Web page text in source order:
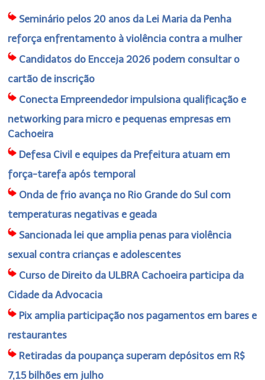
Seminário pelos 20 anos da Lei Maria da Penha
reforça enfrentamento à violência contra a mulher
Candidatos do Encceja 2026 podem consultar o
cartão de inscrição
Conecta Empreendedor impulsiona qualificação e
networking para micro e pequenas empresas em
Cachoeira
Defesa Civil e equipes da Prefeitura atuam em
força-tarefa após temporal
Onda de frio avança no Rio Grande do Sul com
temperaturas negativas e geada
Sancionada lei que amplia penas para violência
sexual contra crianças e adolescentes
Curso de Direito da ULBRA Cachoeira participa da
Cidade da Advocacia
Pix amplia participação nos pagamentos em bares e
restaurantes
Retiradas da poupança superam depósitos em R$
7,15 bilhões em julho